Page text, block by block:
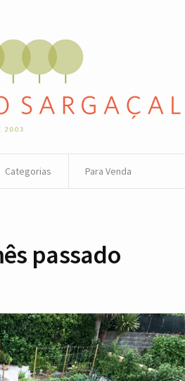
Categorias Para Venda
passado